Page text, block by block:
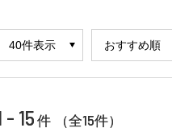
- 15 件 （全15件）